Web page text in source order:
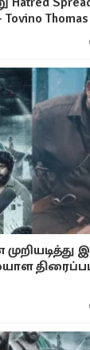
Thomas